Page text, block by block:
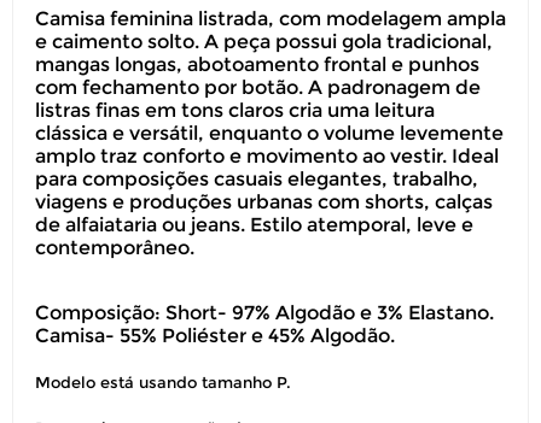
Camisa feminina listrada, com modelagem ampla
e caimento solto. A peça possui gola tradicional,
mangas longas, abotoamento frontal e punhos
com fechamento por botão. A padronagem de
listras finas em tons claros cria uma leitura
clássica e versátil, enquanto o volume levemente
amplo traz conforto e movimento ao vestir. Ideal
para composições casuais elegantes, trabalho,
viagens e produções urbanas com shorts, calças
de alfaiataria ou jeans. Estilo atemporal, leve e
contemporâneo.
Composição: Short- 97% Algodão e 3% Elastano.
Camisa- 55% Poliéster e 45% Algodão.
Modelo está usando tamanho P.